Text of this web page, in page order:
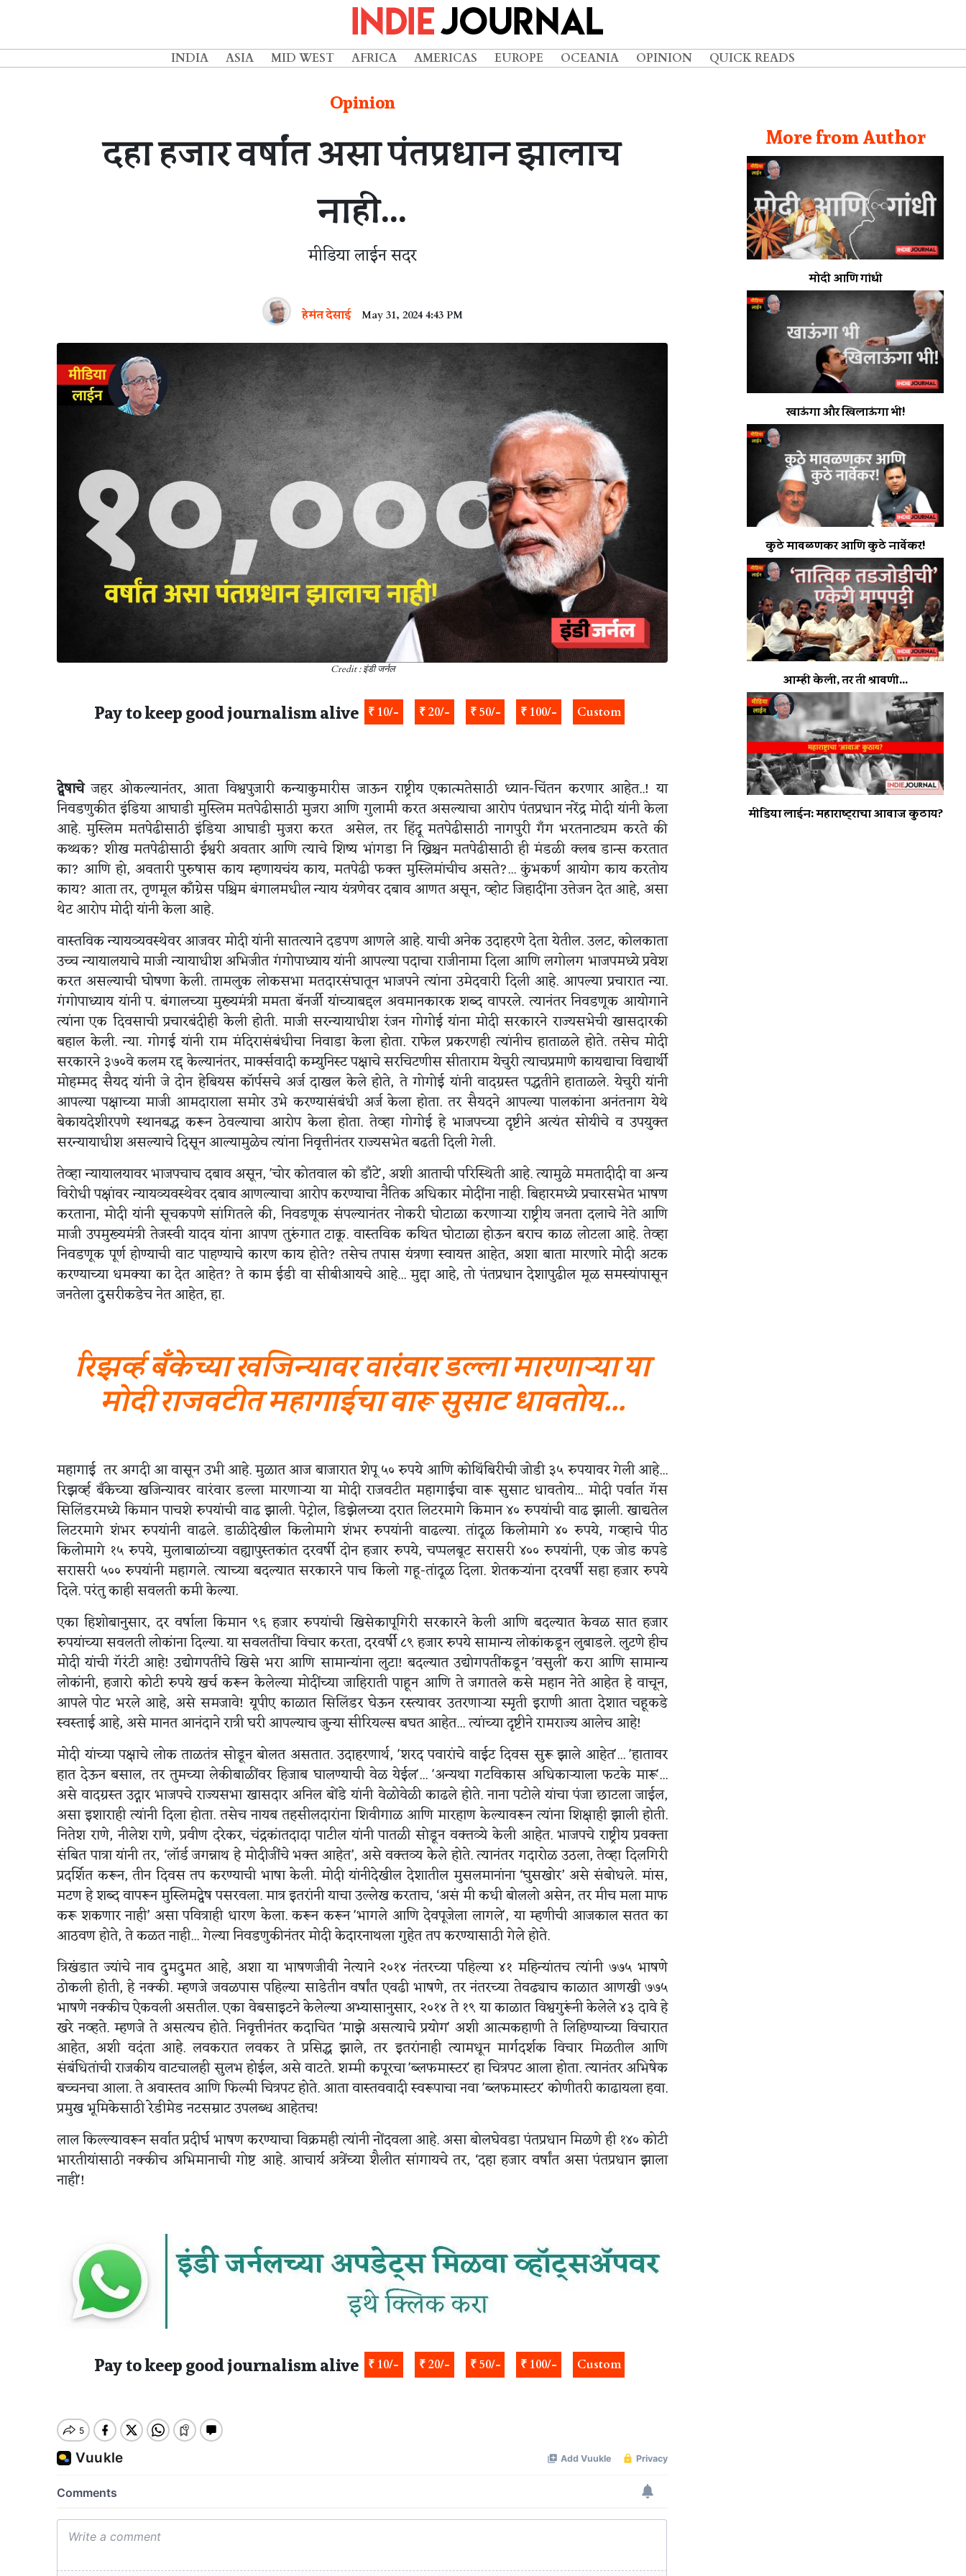
INDIA ASIA MID WEST AFRICA AMERICAS EUROPE OCEANIA OPINION QUICK READS
Opinion
दहा हजार वर्षांत असा पंतप्रधान झालाच
नाही...
मीडिया लाईन सदर
हेमंत देसाई May 31, 2024 4:43 PM
Credit : इंडी जर्नल
Pay to keep good journalism alive ₹ 10/- ₹ 20/- ₹ 50/- ₹ 100/- Custom
द्वेषाचेजहर ओकल्यानंतर, आता विश्वपुजारी कन्याकुमारीस जाऊन राष्ट्रीय एकात्मतेसाठी ध्यान-चिंतन करणार आहेत..! या
निवडणुकीत इंडिया आघाडी मुस्लिम मतपेढीसाठी मुजरा आणि गुलामी करत असल्याचा आरोप पंतप्रधान नरेंद्र मोदी यांनी केला
आहे. मुस्लिम मतपेढीसाठी इंडिया आघाडी मुजरा करत असेल, तर हिंदू मतपेढीसाठी नागपुरी गँग भरतनाट्यम करते की
कथ्थक? शीख मतपेढीसाठी ईश्वरी अवतार आणि त्याचे शिष्य भांगडा नि ख्रिश्चन मतपेढीसाठी ही मंडळी क्लब डान्स करतात
का? आणि हो, अवतारी पुरुषास काय म्हणायचंय काय, मतपेढी फक्त मुस्लिमांचीच असते?... कुंभकर्ण आयोग काय करतोय
काय? आता तर, तृणमूल काँग्रेस पश्चिम बंगालमधील न्याय यंत्रणेवर दबाव आणत असून, व्होट जिहादींना उत्तेजन देत आहे, असा
थेट आरोप मोदी यांनी केला आहे.
वास्तविक न्यायव्यवस्थेवर आजवर मोदी यांनी सातत्याने दडपण आणले आहे. याची अनेक उदाहरणे देता येतील. उलट, कोलकाता
उच्च न्यायालयाचे माजी न्यायाधीश अभिजीत गंगोपाध्याय यांनी आपल्या पदाचा राजीनामा दिला आणि लगोलग भाजपमध्ये प्रवेश
करत असल्याची घोषणा केली. तामलुक लोकसभा मतदारसंघातून भाजपने त्यांना उमेदवारी दिली आहे. आपल्या प्रचारात न्या.
गंगोपाध्याय यांनी प. बंगालच्या मुख्यमंत्री ममता बॅनर्जी यांच्याबद्दल अवमानकारक शब्द वापरले. त्यानंतर निवडणूक आयोगाने
त्यांना एक दिवसाची प्रचारबंदीही केली होती. माजी सरन्यायाधीश रंजन गोगोई यांना मोदी सरकारने राज्यसभेची खासदारकी
बहाल केली. न्या. गोगई यांनी राम मंदिरासंबंधीचा निवाडा केला होता. राफेल प्रकरणही त्यांनीच हाताळले होते. तसेच मोदी
सरकारने ३७०वे कलम रद्द केल्यानंतर, मार्क्सवादी कम्युनिस्ट पक्षाचे सरचिटणीस सीताराम येचुरी त्याचप्रमाणे कायद्याचा विद्यार्थी
मोहम्मद सैयद यांनी जे दोन हेबियस कॉर्पसचे अर्ज दाखल केले होते, ते गोगोई यांनी वादग्रस्त पद्धतीने हाताळले. येचुरी यांनी
आपल्या पक्षाच्या माजी आमदाराला समोर उभे करण्यासंबंधी अर्ज केला होता. तर सैयदने आपल्या पालकांना अनंतनाग येथे
बेकायदेशीरपणे स्थानबद्ध करून ठेवल्याचा आरोप केला होता. तेव्हा गोगोई हे भाजपच्या दृष्टीने अत्यंत सोयीचे व उपयुक्त
सरन्यायाधीश असल्याचे दिसून आल्यामुळेच त्यांना निवृत्तीनंतर राज्यसभेत बढती दिली गेली.
तेव्हा न्यायालयावर भाजपचाच दबाव असून, 'चोर कोतवाल को डाँटे', अशी आताची परिस्थिती आहे. त्यामुळे ममतादीदी वा अन्य
विरोधी पक्षांवर न्यायव्यवस्थेवर दबाव आणल्याचा आरोप करण्याचा नैतिक अधिकार मोदींना नाही. बिहारमध्ये प्रचारसभेत भाषण
करताना, मोदी यांनी सूचकपणे सांगितले की, निवडणूक संपल्यानंतर नोकरी घोटाळा करणाऱ्या राष्ट्रीय जनता दलाचे नेते आणि
माजी उपमुख्यमंत्री तेजस्वी यादव यांना आपण तुरुंगात टाकू. वास्तविक कथित घोटाळा होऊन बराच काळ लोटला आहे. तेव्हा
निवडणूक पूर्ण होण्याची वाट पाहण्याचे कारण काय होते? तसेच तपास यंत्रणा स्वायत्त आहेत, अशा बाता मारणारे मोदी अटक
करण्याच्या धमक्या का देत आहेत? ते काम ईडी वा सीबीआयचे आहे... मुद्दा आहे, तो पंतप्रधान देशापुढील मूळ समस्यांपासून
जनतेला दुसरीकडेच नेत आहेत, हा.
रिझर्व्ह बँकेच्या खजिन्यावर वारंवार डल्ला मारणाऱ्या या
मोदी राजवटीत महागाईचा वारू सुसाट धावतोय...
महागाई तर अगदी आ वासून उभी आहे. मुळात आज बाजारात शेपू ५० रुपये आणि कोथिंबिरीची जोडी ३५ रुपयावर गेली आहे...
रिझर्व्ह बँकेच्या खजिन्यावर वारंवार डल्ला मारणाऱ्या या मोदी राजवटीत महागाईचा वारू सुसाट धावतोय... मोदी पर्वात गॅस
सिलिंडरमध्ये किमान पाचशे रुपयांची वाढ झाली. पेट्रोल, डिझेलच्या दरात लिटरमागे किमान ४० रुपयांची वाढ झाली. खाद्यतेल
लिटरमागे शंभर रुपयांनी वाढले. डाळीदेखील किलोमागे शंभर रुपयांनी वाढल्या. तांदूळ किलोमागे ४० रुपये, गव्हाचे पीठ
किलोमागे १५ रुपये, मुलाबाळांच्या वह्यापुस्तकांत दरवर्षी दोन हजार रुपये, चप्पलबूट सरासरी ४०० रुपयांनी, एक जोड कपडे
सरासरी ५०० रुपयांनी महागले. त्याच्या बदल्यात सरकारने पाच किलो गहू-तांदूळ दिला. शेतकऱ्यांना दरवर्षी सहा हजार रुपये
दिले. परंतु काही सवलती कमी केल्या.
एका हिशोबानुसार, दर वर्षाला किमान ९६ हजार रुपयांची खिसेकापूगिरी सरकारने केली आणि बदल्यात केवळ सात हजार
रुपयांच्या सवलती लोकांना दिल्या. या सवलतींचा विचार करता, दरवर्षी ८९ हजार रुपये सामान्य लोकांकडून लुबाडले. लुटणे हीच
मोदी यांची गॅरंटी आहे! उद्योगपतींचे खिसे भरा आणि सामान्यांना लुटा! बदल्यात उद्योगपतींकडून 'वसुली' करा आणि सामान्य
लोकांनी, हजारो कोटी रुपये खर्च करून केलेल्या मोदींच्या जाहिराती पाहून आणि ते जगातले कसे महान नेते आहेत हे वाचून,
आपले पोट भरले आहे, असे समजावे! यूपीए काळात सिलिंडर घेऊन रस्त्यावर उतरणाऱ्या स्मृती इराणी आता देशात चहूकडे
स्वस्ताई आहे, असे मानत आनंदाने रात्री घरी आपल्याच जुन्या सीरियल्स बघत आहेत... त्यांच्या दृष्टीने रामराज्य आलेच आहे!
मोदी यांच्या पक्षाचे लोक ताळतंत्र सोडून बोलत असतात. उदाहरणार्थ, 'शरद पवारांचे वाईट दिवस सुरू झाले आहेत'... 'हातावर
हात देऊन बसाल, तर तुमच्या लेकीबाळींवर हिजाब घालण्याची वेळ येईल'... 'अन्यथा गटविकास अधिकाऱ्याला फटके मारू'...
असे वादग्रस्त उद्गार भाजपचे राज्यसभा खासदार अनिल बोंडे यांनी वेळोवेळी काढले होते. नाना पटोले यांचा पंजा छाटला जाईल,
असा इशाराही त्यांनी दिला होता. तसेच नायब तहसीलदारांना शिवीगाळ आणि मारहाण केल्यावरून त्यांना शिक्षाही झाली होती.
नितेश राणे, नीलेश राणे, प्रवीण दरेकर, चंद्रकांतदादा पाटील यांनी पातळी सोडून वक्तव्ये केली आहेत. भाजपचे राष्ट्रीय प्रवक्ता
संबित पात्रा यांनी तर, ‘लॉर्ड जगन्नाथ हे मोदीजींचे भक्त आहेत’, असे वक्तव्य केले होते. त्यानंतर गदारोळ उठला, तेव्हा दिलगिरी
प्रदर्शित करून, तीन दिवस तप करण्याची भाषा केली. मोदी यांनीदेखील देशातील मुसलमानांना ‘घुसखोर’ असे संबोधले. मांस,
मटण हे शब्द वापरून मुस्लिमद्वेष पसरवला. मात्र इतरांनी याचा उल्लेख करताच, ‘असं मी कधी बोललो असेन, तर मीच मला माफ
करू शकणार नाही’ असा पवित्राही धारण केला. करून करून 'भागले आणि देवपूजेला लागले', या म्हणीची आजकाल सतत का
आठवण होते, ते कळत नाही... गेल्या निवडणुकीनंतर मोदी केदारनाथला गुहेत तप करण्यासाठी गेले होते.
त्रिखंडात ज्यांचे नाव दुमदुमत आहे, अशा या भाषणजीवी नेत्याने २०१४ नंतरच्या पहिल्या ४१ महिन्यांतच त्यांनी ७७५ भाषणे
ठोकली होती, हे नक्की. म्हणजे जवळपास पहिल्या साडेतीन वर्षांत एवढी भाषणे, तर नंतरच्या तेवढ्याच काळात आणखी ७७५
भाषणे नक्कीच ऐकवली असतील. एका वेबसाइटने केलेल्या अभ्यासानुसार, २०१४ ते १९ या काळात विश्वगुरूंनी केलेले ४३ दावे हे
खरे नव्हते. म्हणजे ते असत्यच होते. निवृत्तीनंतर कदाचित 'माझे असत्याचे प्रयोग' अशी आत्मकहाणी ते लिहिण्याच्या विचारात
आहेत, अशी वदंता आहे. लवकरात लवकर ते प्रसिद्ध झाले, तर इतरांनाही त्यामधून मार्गदर्शक विचार मिळतील आणि
संबंधितांची राजकीय वाटचालही सुलभ होईल, असे वाटते. शम्मी कपूरचा 'ब्लफमास्टर' हा चित्रपट आला होता. त्यानंतर अभिषेक
बच्चनचा आला. ते अवास्तव आणि फिल्मी चित्रपट होते. आता वास्तववादी स्वरूपाचा नवा 'ब्लफमास्टर' कोणीतरी काढायला हवा.
प्रमुख भूमिकेसाठी रेडीमेड नटसम्राट उपलब्ध आहेतच!
लाल किल्ल्यावरून सर्वात प्रदीर्घ भाषण करण्याचा विक्रमही त्यांनी नोंदवला आहे. असा बोलघेवडा पंतप्रधान मिळणे ही १४० कोटी
भारतीयांसाठी नक्कीच अभिमानाची गोष्ट आहे. आचार्य अत्रेंच्या शैलीत सांगायचे तर, ‘दहा हजार वर्षांत असा पंतप्रधान झाला
नाही'!
Pay to keep good journalism alive ₹ 10/- ₹ 20/- ₹ 50/- ₹ 100/- Custom
More from Author
मोदी आणि गांधी
खाऊंगा और खिलाऊंगा भी!
कुठे मावळणकर आणि कुठे नार्वेकर!
आम्ही केली, तर ती श्रावणी...
मीडिया लाईन: महाराष्ट्राचा आवाज कुठाय?